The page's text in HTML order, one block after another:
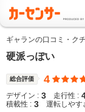
ギャランの口コミ・ク
硬派っぽい
総合評価 4
デザイン : 3 走行性 :
積載性 : 3 運転しやす